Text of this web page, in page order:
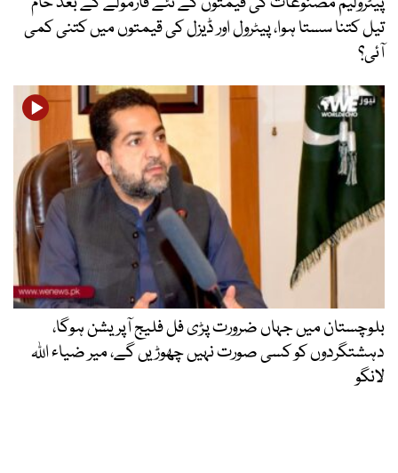
تیل کتنا سستا ہوا، پیٹرول اور ڈیزل کی قیمتوں میں کتنی کمی
آئی؟
بلوچستان میں جہاں ضرورت پڑی فل فلیج آپریشن ہوگا،
دہشتگردوں کو کسی صورت نہیں چھوڑیں گے، میر ضیاء اللہ
لانگو